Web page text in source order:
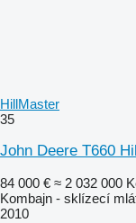
HillMaster
35
John Deere T660
84 000 € ≈ 2 032 000
Kombajn - sklízecí
2010